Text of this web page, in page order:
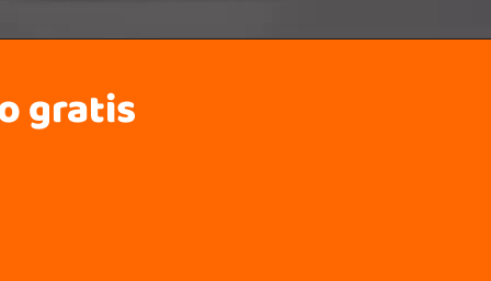
gratis